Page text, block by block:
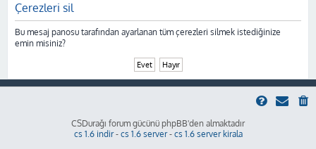
Çerezleri sil
Bu mesaj panosu tarafından ayarlanan tüm çerezleri silmek istediğinize
emin misiniz?
CSDurağı forum gücünü phpBB'den almaktadır
cs 1.6 indir- cs 1.6 server- cs 1.6 server kirala